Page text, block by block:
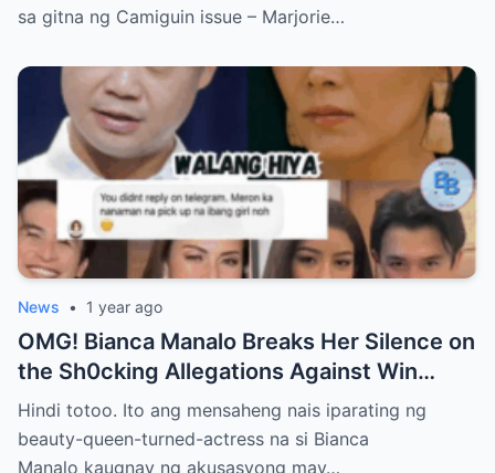
sa gitna ng Camiguin issue – Marjorie…
News • 1 year ago
OMG! Bianca Manalo Breaks Her Silence on
the Sh0cking Allegations Against Win
Gatchalian—What She Has to Say Will
Leave You Speechless!
Hindi totoo. Ito ang mensaheng nais iparating ng
beauty-queen-turned-actress na si Bianca
Manalo kaugnay ng akusasyong may…